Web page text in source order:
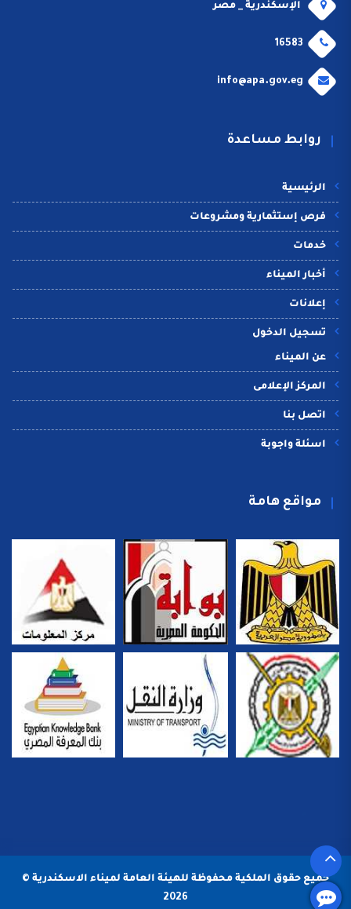
الإسكندرية _ مصر
16583
info@apa.gov.eg
روابط مساعدة
الرئيسية
فرص إستثمارية ومشروعات
خدمات
أخبار الميناء
إعلانات
تسجيل الدخول
عن الميناء
المركز الإعلامى
اتصل بنا
اسئلة واجوبة
مواقع هامة
جميع حقوق الملكية محفوظة للهيئة العامة لميناء الاسكندرية ©
2026